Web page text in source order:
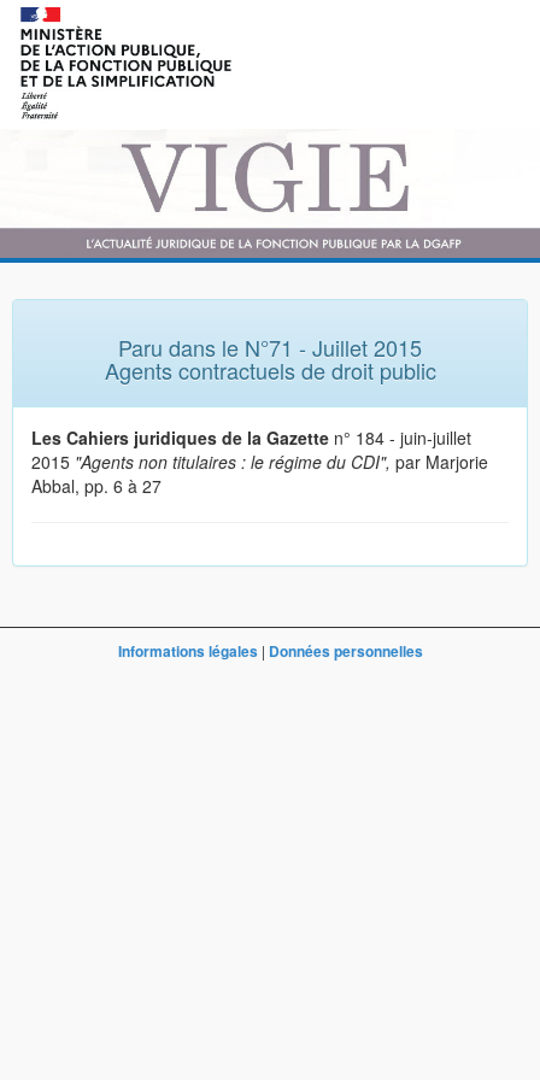
Paru dans le N°71 - Juillet 2015
Agents contractuels de droit public
Les Cahiers juridiques de la Gazette n° 184 - juin-juillet
2015 "Agents non titulaires : le régime du CDI", par Marjorie
Abbal, pp. 6 à 27
Informations légales| Données personnelles